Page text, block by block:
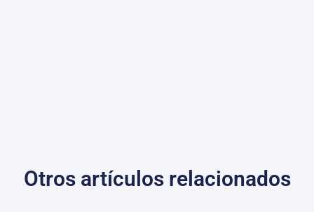
Otros artículos relacionados